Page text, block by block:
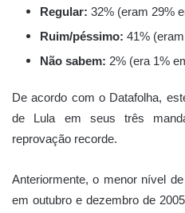
Regular: 32% (eram 29%
Ruim/péssimo: 41%
Não sabem: 2% (era 1%
De acordo com o Datafolha,
de Lula em seus três
reprovação recorde.
Anteriormente, o menor nível
em outubro e dezembro de